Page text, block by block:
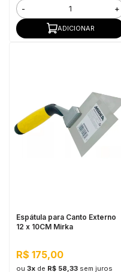
- +
ADICIONAR
Espátula para Canto Externo
12 x 10CM Mirka
R$ 175,00
ou 3xde R$ 58,33 sem juros